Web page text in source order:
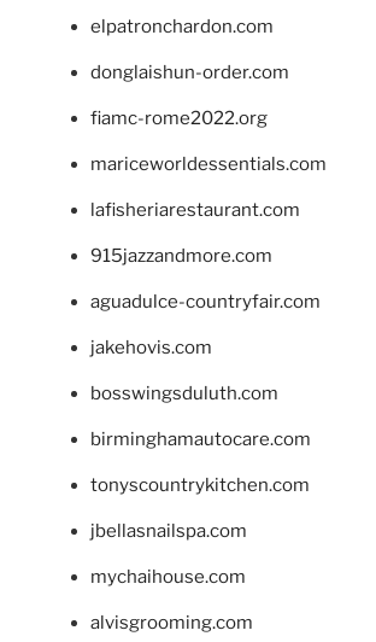
elpatronchardon.com
donglaishun-order.com
fiamc-rome2022.org
mariceworldessentials.com
lafisheriarestaurant.com
915jazzandmore.com
aguadulce-countryfair.com
jakehovis.com
bosswingsduluth.com
birminghamautocare.com
tonyscountrykitchen.com
jbellasnailspa.com
mychaihouse.com
alvisgrooming.com